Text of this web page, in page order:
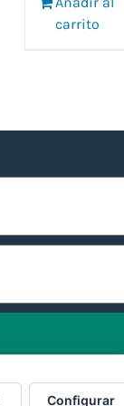
6,60 €.
carrito
Configurar